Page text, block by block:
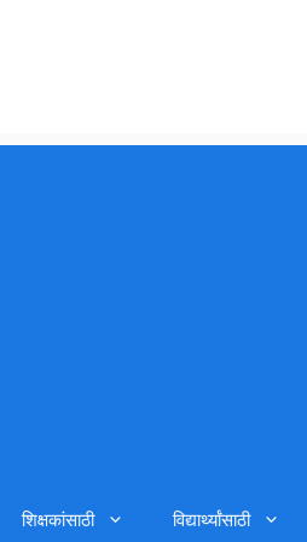
शिक्षकांसाठी विद्यार्थ्यांसाठी